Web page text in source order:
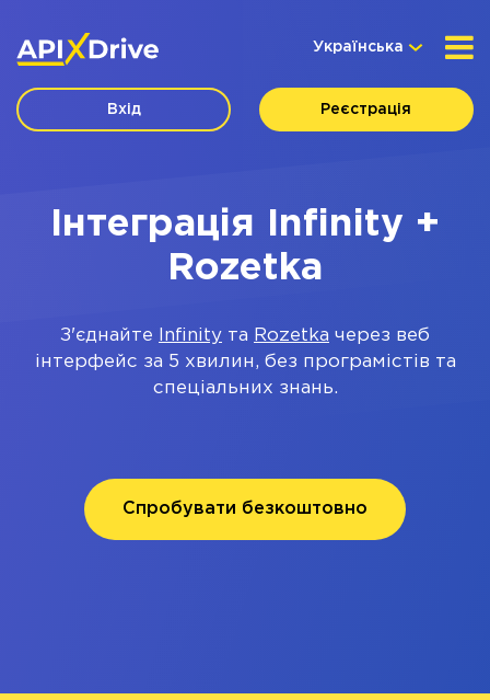
Українська
Вхід Реєстрація
Інтеграція Infinity +
Rozetka
З'єднайте Infinity та Rozetka через веб
інтерфейс за 5 хвилин, без програмістів та
спеціальних знань.
Спробувати безкоштовно